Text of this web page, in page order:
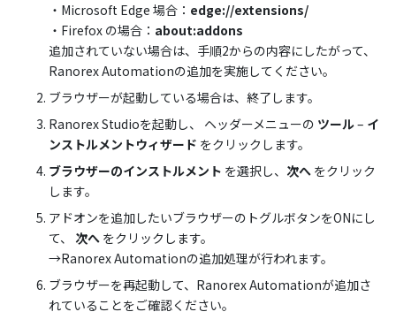
・Microsoft Edge 場合： edge://extensions/
・Firefox の場合： about:addons
追加されていない場合は、手順2からの内容にしたがって、
Ranorex Automationの追加を実施してください。
ブラウザーが起動している場合は、終了します。
Ranorex Studioを起動し、 ヘッダーメニューの ツール– イ
ンストルメントウィザード をクリックします。
ブラウザーのインストルメント を選択し、 次へ をクリック
します。
アドオンを追加したいブラウザーのトグルボタンをONにし
て、 次へ をクリックします。
→Ranorex Automationの追加処理が行われます。
ブラウザーを再起動して、Ranorex Automationが追加さ
れていることをご確認ください。